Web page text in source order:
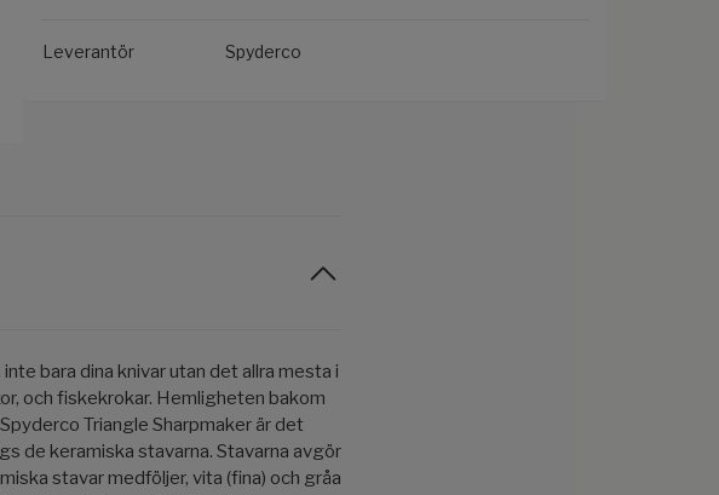
Leverantör Spyderco
bara dina knivar utan det allra mesta i
och fiskekrokar. Hemligheten bakom
Triangle Sharpmaker är det
de keramiska stavarna. Stavarna avgör
stavar medföljer, vita (fina) och gråa